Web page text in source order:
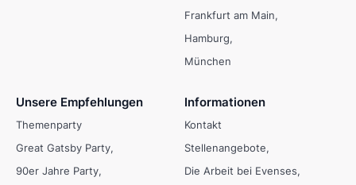
Frankfurt am Main
Hamburg
München
Unsere Empfehlungen
Themenparty
Great Gatsby Party
90er Jahre Party
Informationen
Kontakt
Stellenangebote
Die Arbeit bei Evenses